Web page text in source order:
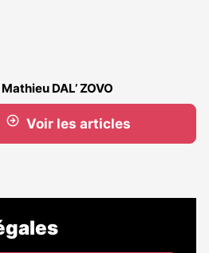
Mathieu DAL’ ZOVO
Voir les articles